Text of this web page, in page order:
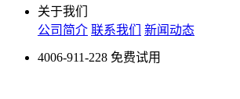
关于我们
公司简介 联系我们 新闻动态
4006-911-228 免费试用